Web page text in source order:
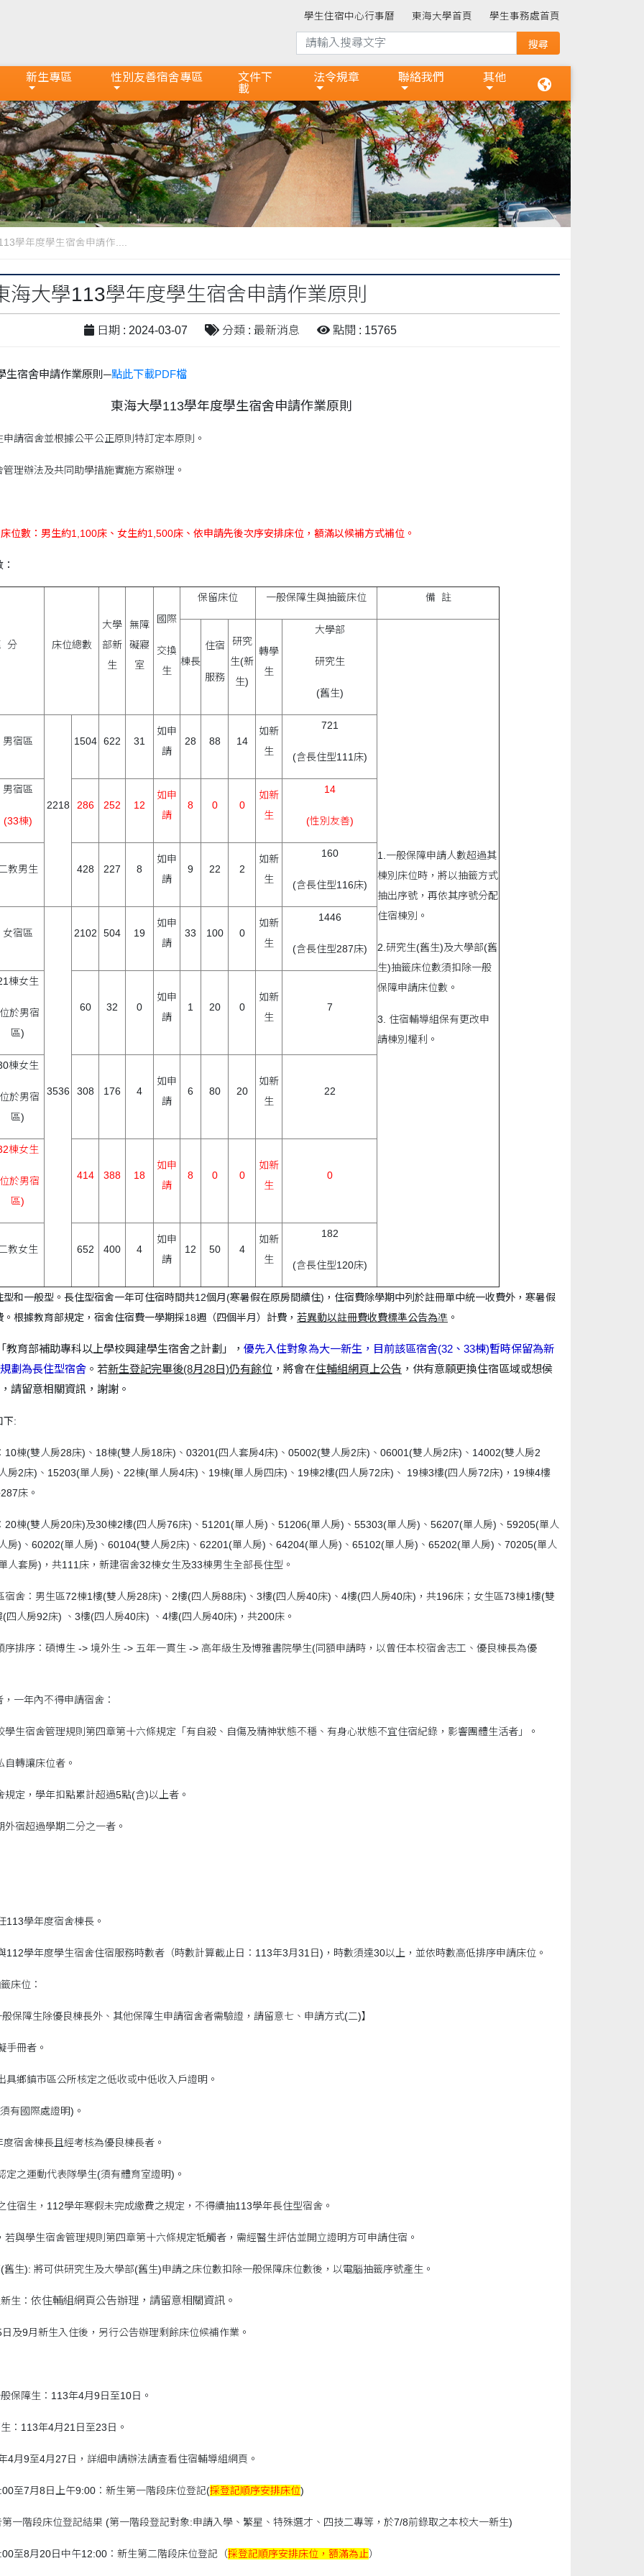
學生住宿中心行事曆 東海大學首頁 學生事務處首頁
新生專區 性別友善宿舍專區
文件下
載
法令規章 聯絡我們 其他
學年度學生宿舍申請作....
海大學113學年度學生宿舍申請作業原則
日期 : 2024-03-07 分類 : 最新消息 點閱 : 15765
生宿舍申請作業原則─點此下載PDF檔
東海大學113學年度學生宿舍申請作業原則
請宿舍並根據公平公正原則特訂定本原則。
理辦法及共同助學措施實施方案辦理。
位數：男生約1,100床、女生約1,500床、依申請先後次序安排床位，額滿以候補方式補位。
分 床位總數
大學
部新
生
無障
礙寢
室
國際
交換
生
保留床位 一般保障生與抽籤床位 備 註
棟長
住宿
服務
研究
生(新
生)
轉學
生
大學部
研究生
(舊生)
1.一般保障申請人數超過其
棟別床位時，將以抽籤方式
抽出序號，再依其序號分配
住宿棟別。
2.研究生(舊生)及大學部(舊
生)抽籤床位數須扣除一般
保障申請床位數。
3. 住宿輔導組保有更改申
請棟別權利。
男宿區
2218
1504 622 31
如申
請
28 88 14
如新
生
721
(含長住型111床)
男宿區
(33棟)
286 252 12
如申
請
8 0 0
如新
生
14
(性別友善)
二教男生 428 227 8
如申
請
9 22 2
如新
生
160
(含長住型116床)
女宿區
3536
2102 504 19
如申
請
33 100 0
如新
生
1446
(含長住型287床)
棟女生
於男宿
區)
60 32 0
如申
請
1 20 0
如新
生
7
棟女生
於男宿
區)
308 176 4
如申
請
6 80 20
如新
生
22
棟女生
於男宿
區)
414 388 18
如申
請
8 0 0
如新
生
0
二教女生 652 400 4
如申
請
12 50 4
如新
生
182
(含長住型120床)
和一般型。長住型宿舍一年可住宿時間共12個月(寒暑假在原房間續住)， 住宿費除學期中列於註冊單中統一收費外，寒暑假
根據教育部規定，宿舍住宿費一學期採18週（四個半月）計費， 若異動以註冊費收費標準公告為凖 。
教育部補助專科以上學校興建學生宿舍之計劃」， 優先入住對象為大一新生，目前該區宿舍(32、33棟)暫時保留為新
劃為長住型宿舍 。若新生登記完畢後(8月28日)仍有餘位 ，將會在住輔組網頁上公告 ，供有意願更換住宿區域或想侯
請留意相關資訊，謝謝。
下:
10棟(雙人房28床)、18棟(雙人房18床)、03201(四人套房4床)、05002(雙人房2床)、06001(雙人房2床)、14002(雙人房2
房2床)、15203(單人房)、22棟(單人房4床)、19棟(單人房四床)、19棟2樓(四人房72床)、 19棟3樓(四人房72床)，19棟4樓
床。
20棟(雙人房20床)及30棟2樓(四人房76床)、51201(單人房)、51206(單人房)、55303(單人房)、56207(單人房)、59205(單人
房)、60202(單人房)、60104(雙人房2床)、62201(單人房)、64204(單人房)、65102(單人房)、65202(單人房)、70205(單人
人套房)，共111床，新建宿舍32棟女生及33棟男生全部長住型。
宿舍：男生區72棟1樓(雙人房28床)、2樓(四人房88床)、3樓(四人房40床)、4樓(四人房40床)，共196床；女生區73棟1樓(雙
(四人房92床) 、3樓(四人房40床) 、4樓(四人房40床)，共200床。
序排序：碩博生 -> 境外生 -> 五年一貫生 -> 高年級生及博雅書院學生(同額申請時，以曾任本校宿舍志工、優良棟長為優
一年內不得申請宿舍：
學生宿舍管理規則第四章第十六條規定「有自殺、自傷及精神狀態不穩、有身心狀態不宜住宿紀錄，影響團體生活者」。
轉讓床位者。
規定，學年扣點累計超過5點(含)以上者。
外宿超過學期二分之一者。
113學年度宿舍棟長。
112學年度學生宿舍住宿服務時數者（時數計算截止日：113年3月31日)，時數須達30以上，並依時數高低排序申請床位。
床位：
保障生除優良棟長外、其他保障生申請宿舍者需驗證，請留意七、申請方式(二)】
冊者。
鄉鎮市區公所核定之低收或中低收入戶證明。
國際處證明)。
舍棟長且經考核為優良棟長者。
之運動代表隊學生(須有體育室證明)。
宿生，112學年寒假未完成繳費之規定，不得續抽113學年長住型宿舍。
與學生宿舍管理規則第四章第十六條規定牴觸者，需經醫生評估並開立證明方可申請住宿。
舊生): 將可供研究生及大學部(舊生)申請之床位數扣除一般保障床位數後，以電腦抽籤序號產生。
生： 依住輔組網頁公告辦理，請留意相關資訊。
及9月新生入住後，另行公告辦理剩餘床位候補作業。
保障生：113年4月9日至10日。
：113年4月21日至23日。
4月9至4月27日，詳細申請辦法請查看住宿輔導組網頁。
至7月8日上午9:00：新生第一階段床位登記(採登記順序安排床位)
階段床位登記結果 (第一階段登記對象:申請入學、繁星、特殊選才、四技二專等，於7/8前錄取之本校大一新生)
至8月20日中午12:00：新生第二階段床位登記（採登記順序安排床位，額滿為止）